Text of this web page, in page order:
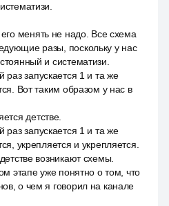
менять не надо. Все схема
разы, поскольку у нас
и систематизи.
раз запускается 1 и та же
Вот таким образом у нас в
детстве.
раз запускается 1 и та же
укрепляется и укрепляется.
возникают схемы.
этапе уже понятно о том, что
о чем я говорил на канале